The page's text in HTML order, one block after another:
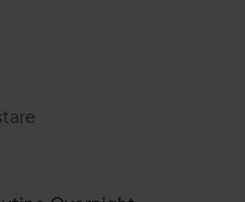
4 måneder